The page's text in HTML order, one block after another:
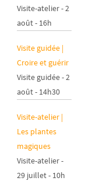
Visite-atelier - 2
août - 16h
Visite guidée |
Croire et guérir
Visite guidée - 2
août - 14h30
Visite-atelier |
Les plantes
magiques
Visite-atelier -
29 juillet - 10h